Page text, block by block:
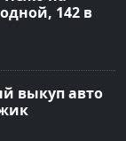
142 в
выкуп авто